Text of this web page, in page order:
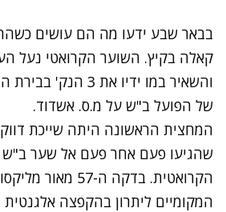
נתקלנו בבעיה
נסה שוב
בבאר שבע ידעו מה הם עושים
קאלה בקיץ. השוער הקרואטי נעל
של הפועל ב"ש על מ.ס. אשדוד.
המחצית הראשונה היתה שייכת
שהגיעו פעם אחר פעם אל שער ב"ש
הקרואטית. בדקה ה-57
המקומיים ליתרון בהקפצה אלגנטית